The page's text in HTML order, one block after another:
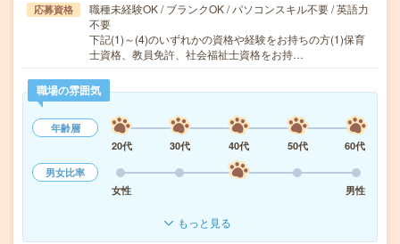
応募資格
職種未経験OK / ブランクOK / パソコンスキル不要 / 英語力
不要
下記(1)～(4)のいずれかの資格や経験をお持ちの方(1)保育
士資格、教員免許、社会福祉士資格をお持…
職場の雰囲気
年齢層
20代
30代 40代 50代
60代
男女比率
女性
男性
もっと見る